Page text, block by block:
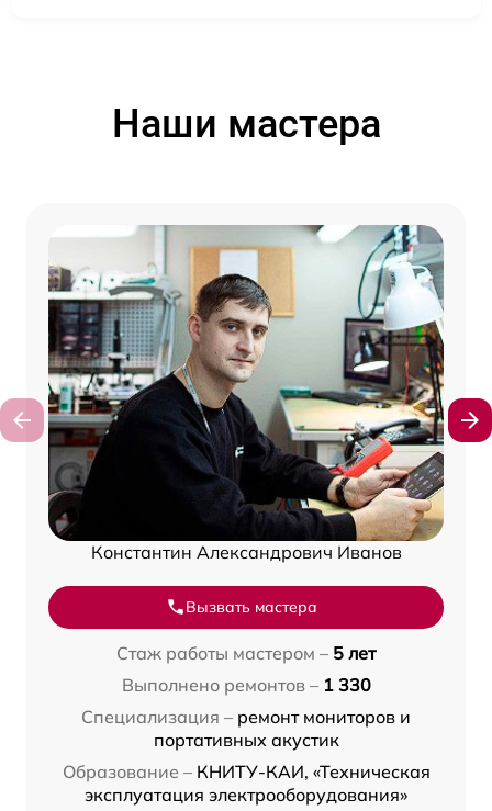
Наши мастера
Константин Александрович Иванов
Вызвать мастера
Стаж работы мастером – 5 лет
Выполнено ремонтов – 1 330
Специализация – ремонт мониторов и
портативных акустик
Образование – КНИТУ-КАИ, «Техническая
эксплуатация электрооборудования»